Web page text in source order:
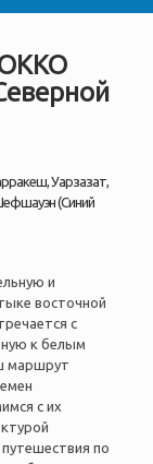
Уарзазат,
(Синий
и
восточной
с
к белым
маршрут
с их
по